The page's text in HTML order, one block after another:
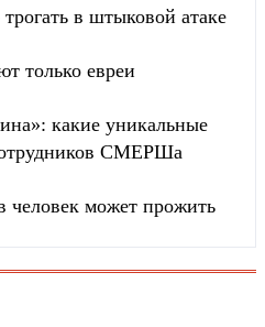
в штыковой атаке
только евреи
какие уникальные
СМЕРШа
человек может прожить